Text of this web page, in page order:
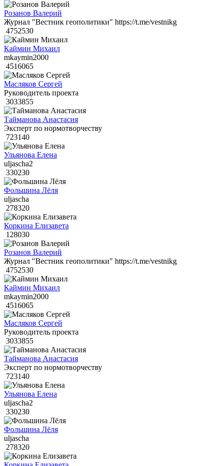
Розанов Валерий
Журнал "Вестник геополитики" https://t.me/vestnikg
4752530
Каймин Михаил
mkaymin2000
4516065
Масляков Сергей
Руководитель проекта
3033855
Тайманова Анастасия
Эксперт по нормотворчеству
723140
Ульянова Елена
uljascha2
330230
Фольшина Лёля
uljascha
278320
Коркина Елизавета
128030
Розанов Валерий
Журнал "Вестник геополитики" https://t.me/vestnikg
4752530
Каймин Михаил
mkaymin2000
4516065
Масляков Сергей
Руководитель проекта
3033855
Тайманова Анастасия
Эксперт по нормотворчеству
723140
Ульянова Елена
uljascha2
330230
Фольшина Лёля
uljascha
278320